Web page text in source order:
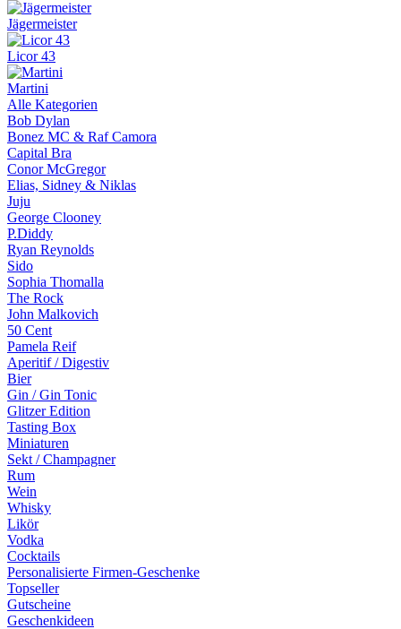
Jägermeister
Licor 43
Martini
Alle Kategorien
Bob Dylan
Bonez MC & Raf Camora
Capital Bra
Conor McGregor
Elias, Sidney & Niklas
Juju
George Clooney
P.Diddy
Ryan Reynolds
Sido
Sophia Thomalla
The Rock
John Malkovich
50 Cent
Pamela Reif
Aperitif / Digestiv
Bier
Gin / Gin Tonic
Glitzer Edition
Tasting Box
Miniaturen
Sekt / Champagner
Rum
Wein
Whisky
Likör
Vodka
Cocktails
Personalisierte Firmen-Geschenke
Topseller
Gutscheine
Geschenkideen